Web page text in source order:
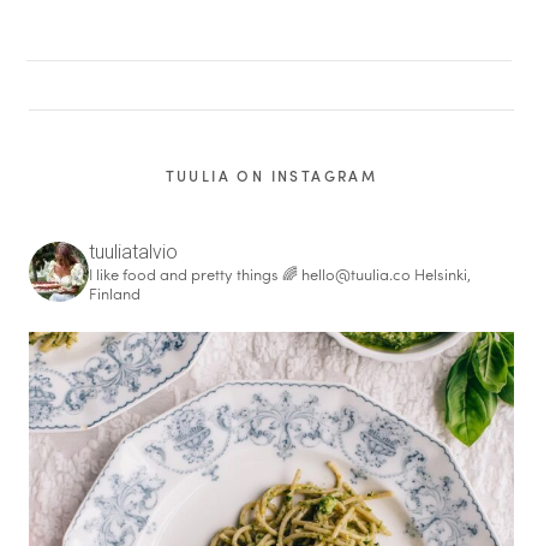
TUULIA ON INSTAGRAM
tuuliatalvio
I like food and pretty things 🌈 hello@tuulia.co Helsinki,
Finland